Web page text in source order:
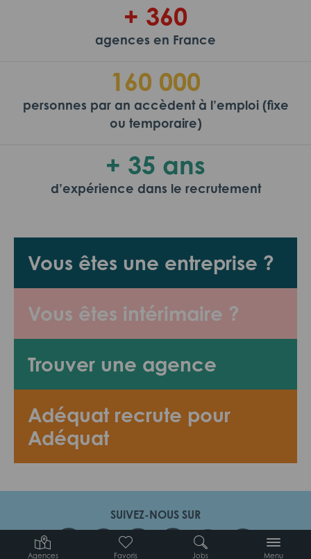
Agences Favoris Jobs Menu
Vous êtes une entreprise ?
Vous êtes intérimaire ?
Trouver une agence
Adéquat recrute pour
Adéquat
+ 360
agences en France
160 000
personnes par an accèdent à l’emploi (fixe
ou temporaire)
+ 35 ans
d’expérience dans le recrutement
SUIVEZ-NOUS SUR